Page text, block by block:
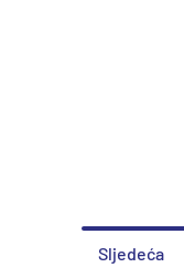
Sljedeća